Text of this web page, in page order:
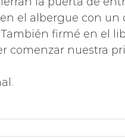
el albergue con un
firmé en el
comenzar nuestra